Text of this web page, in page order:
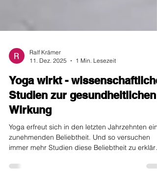
11. Dez. 2025
1 Min. Lesezeit
Yoga wirkt - wissenschaftliche
Studien zur gesundheitlichen
Wirkung
Yoga erfreut sich in den letzten Jahrzehnten